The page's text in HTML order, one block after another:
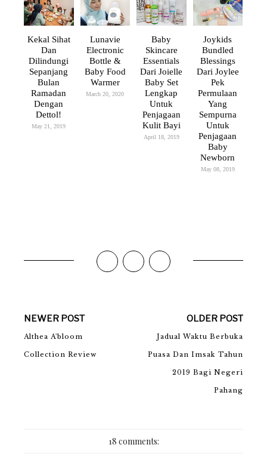
Kekal Sihat
Dan
Dilindungi
Sepanjang
Bulan
Ramadan
Dengan
Dettol!
May 21, 2019
Lunavie
Electronic
Bottle &
Baby Food
Warmer
March 20, 2020
Baby
Skincare
Essentials
Dari Joielle
Baby Set
Lengkap
Untuk
Penjagaan
Kulit Bayi
April 18, 2019
Joykids
Bundled
Blessings
Dari Joylee
Pek
Permulaan
Yang
Sempurna
Untuk
Penjagaan
Baby
Newborn
May 08, 2019
NEWER POST
Althea A'bloom
Collection Review
OLDER POST
Jadual Waktu Berbuka
Puasa Dan Imsak Tahun
2019 Bagi Negeri
Pahang
18 comments: